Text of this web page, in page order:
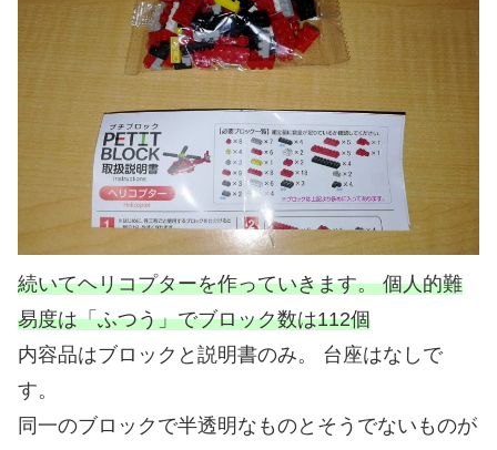
続いてヘリコプターを作っていきます。 個人的難
易度は「ふつう」でブロック数は112個
内容品はブロックと説明書のみ。 台座はなしで
す。
同一のブロックで半透明なものとそうでないものが